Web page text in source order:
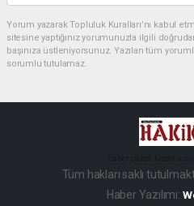
Yorum yazarak Topluluk Kuralları’nı kabul
sitesine yaptığınız yorumunuzla ilgili
başınıza üstleniyorsunuz. Yazılan tüm
sorumlu tutulamaz.
Tüm hakları saklı
Haber Yazılımı: